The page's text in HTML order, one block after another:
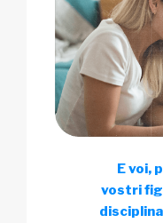
E voi,
vostri